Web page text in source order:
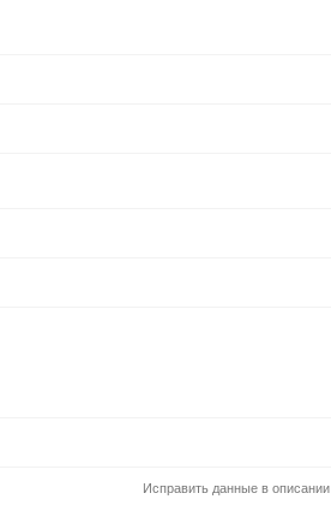
Исправить данные в описании